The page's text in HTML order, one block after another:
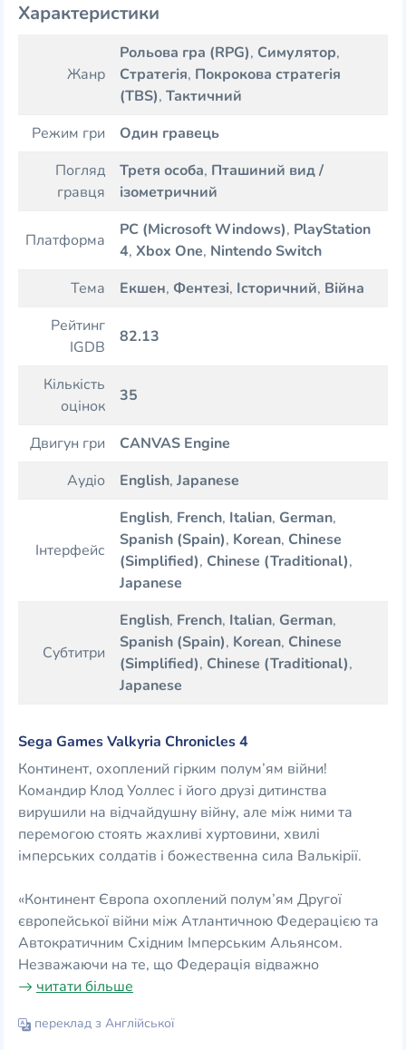
Характеристики
Жанр
Рольова гра (RPG), Симулятор,
Стратегія, Покрокова стратегія
(TBS), Тактичний
Режим гри
Один гравець
Погляд
гравця
Третя особа, Пташиний вид /
ізометричний
Платформа
PC (Microsoft Windows), PlayStation
4, Xbox One, Nintendo Switch
Тема
Екшен, Фентезі, Історичний, Війна
Рейтинг
IGDB
82.13
Кількість
оцінок
35
Двигун гри
CANVAS Engine
Аудіо
English, Japanese
Інтерфейс
English, French, Italian, German,
Spanish (Spain), Korean, Chinese
(Simplified), Chinese (Traditional),
Japanese
Субтитри
English, French, Italian, German,
Spanish (Spain), Korean, Chinese
(Simplified), Chinese (Traditional),
Japanese
Sega Games Valkyria Chronicles 4
Континент, охоплений гірким полум’ям війни!
Командир Клод Уоллес і його друзі дитинства
вирушили на відчайдушну війну, але між ними та
перемогою стоять жахливі хуртовини, хвилі
імперських солдатів і божественна сила Валькірії.
«Континент Європа охоплений полум’ям Другої
європейської війни між Атлантичною Федерацією та
Автократичним Східним Імперським Альянсом.
Незважаючи на те, що Федерація відважно
читати більше
переклад з Англійської